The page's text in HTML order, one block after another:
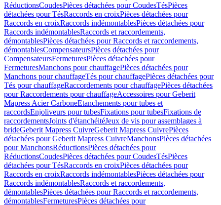
RéductionsCoudesPièces détachées pour CoudesTésPièces
détachées pour TésRaccords en croixPièces détachées pour
Raccords en croixRaccords indémontablesPièces détachées pour
Raccords indémontablesRaccords et raccordements,
démontablesPièces détachées pour Raccords et raccordements,
démontablesCompensateursPièces détachées pour
CompensateursFermeturesPièces détachées pour
FermeturesManchons pour chauffagePièces détachées pour
Manchons pour chauffageTés pour chauffagePièces détachées pour
Tés pour chauffageRaccordements pour chauffagePièces détachées
pour Raccordements pour chauffageAccessoires pour Geberit
Mapress Acier CarboneEtanchements pour tubes et
raccordsEnjoliveurs pour tubesFixations pour tubesFixations de
raccordementsJoints d'étanchéitéJeux de vis pour assemblages à
brideGeberit Mapress CuivreGeberit Mapress CuivrePièces
détachées pour Geberit Mapress CuivreManchonsPièces détachées
pour ManchonsRéductionsPièces détachées pour
RéductionsCoudesPièces détachées pour CoudesTésPièces
détachées pour TésRaccords en croixPièces détachées pour
Raccords en croixRaccords indémontablesPièces détachées pour
Raccords indémontablesRaccords et raccordements,
démontablesPièces détachées pour Raccords et raccordements,
démontablesFermeturesPièces détachées pour